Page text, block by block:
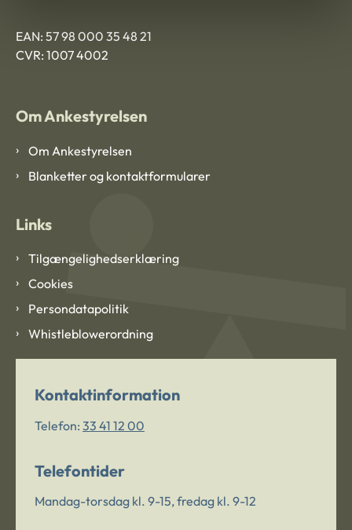
EAN: 57 98 000 35 48 21
CVR: 1007 4002
Om Ankestyrelsen
Om Ankestyrelsen
Blanketter og kontaktformularer
Links
Tilgængelighedserklæring
Cookies
Persondatapolitik
Whistleblowerordning
Kontaktinformation
Telefon: 33 41 12 00
Telefontider
Mandag-torsdag kl. 9-15, fredag kl. 9-12